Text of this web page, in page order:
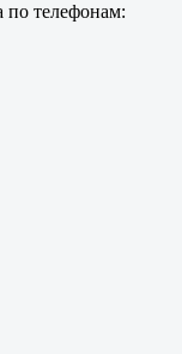
по телефонам: